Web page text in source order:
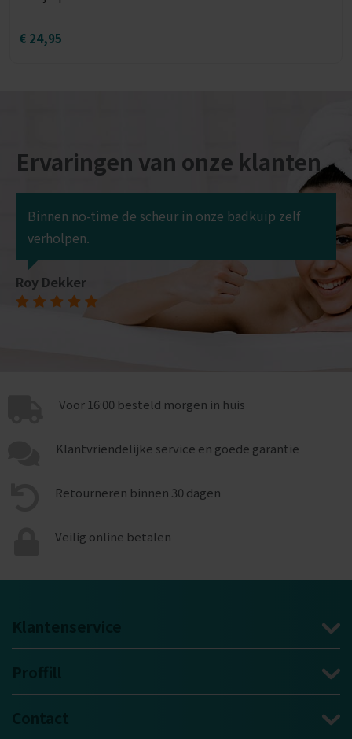
€ 24,95
Ervaringen van onze klanten
Binnen no-time de scheur in onze badkuip zelf
verholpen.
Roy Dekker
Voor 16:00 besteld morgen in huis
Klantvriendelijke service en goede garantie
Retourneren binnen 30 dagen
Veilig online betalen